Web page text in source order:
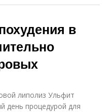
в
липолиз Ульфит
день процедурой для